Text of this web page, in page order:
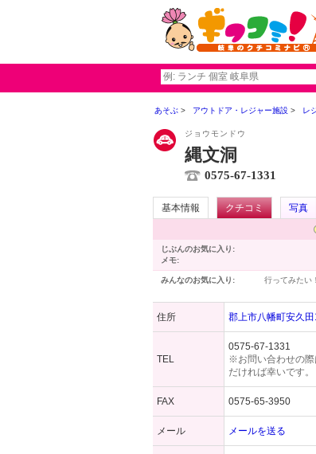
あそぶ アウトドア・レジャー施設 レ
ジョウモンドウ
縄文洞
0575-67-1331
基本情報 クチコミ
写真
じぶんのお気に入り:
メモ:
みんなのお気に入り: 行ってみたい
住所 郡上市八幡町安久
TEL
0575-67-1331
※お問い合わせの際
だければ幸いです。
FAX 0575-65-3950
メール メールを送る